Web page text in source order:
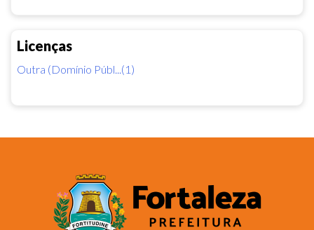
Licenças
Outra (Domínio Públ...(1)